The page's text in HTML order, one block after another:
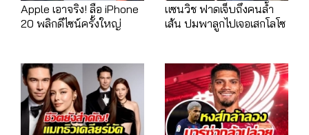
Apple เอาจริง! ลือ iPhone
20 พลิกดีไซน์ครั้งใหญ่
แซนวิช ฟาดเจ็บถึงคนล้ำ
เส้น ปมพาลูกไปเจอเสกโลโซ